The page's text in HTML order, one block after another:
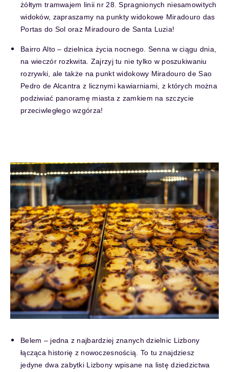
żółtym tramwajem linii nr 28. Spragnionych niesamowitych
widoków, zapraszamy na punkty widokowe Miradouro das
Portas do Sol oraz Miradouro de Santa Luzia!
Bairro Alto – dzielnica życia nocnego. Senna w ciągu dnia,
na wieczór rozkwita. Zajrzyj tu nie tylko w poszukiwaniu
rozrywki, ale także na punkt widokowy Miradouro de Sao
Pedro de Alcantra z licznymi kawiarniami, z których można
podziwiać panoramę miasta z zamkiem na szczycie
przeciwległego wzgórza!
Belem – jedna z najbardziej znanych dzielnic Lizbony
łącząca historię z nowoczesnością. To tu znajdziesz
jedyne dwa zabytki Lizbony wpisane na listę dziedzictwa